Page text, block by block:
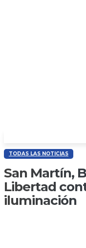
TODAS LAS NOTICIAS
San Martín,
Libertad
iluminación